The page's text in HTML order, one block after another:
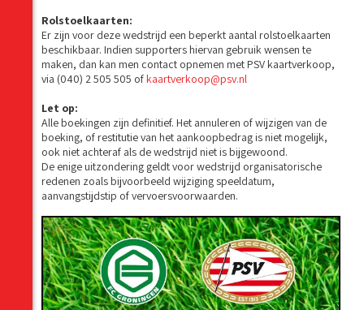
Rolstoelkaarten:
Er zijn voor deze wedstrijd een beperkt aantal rolstoelkaarten
beschikbaar. Indien supporters hiervan gebruik wensen te
maken, dan kan men contact opnemen met PSV kaartverkoop,
via (040) 2 505 505 ofkaartverkoop@psv.nl
Let op:
Alle boekingen zijn definitief. Het annuleren of wijzigen van de
boeking, of restitutie van het aankoopbedrag is niet mogelijk,
ook niet achteraf als de wedstrijd niet is bijgewoond.
De enige uitzondering geldt voor wedstrijd organisatorische
redenen zoals bijvoorbeeld wijziging speeldatum,
aanvangstijdstip of vervoersvoorwaarden.